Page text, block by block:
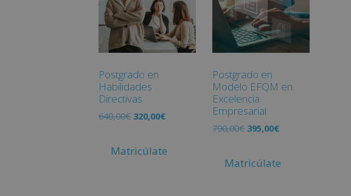
Postgrado en
Habilidades
Directivas
640,00€ 320,00€
Matricúlate
Postgrado en
Modelo EFQM en
Excelencia
Empresarial
790,00€ 395,00€
Matricúlate